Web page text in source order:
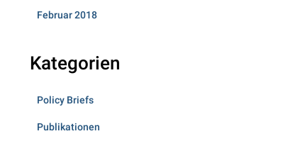
Februar 2018
Kategorien
Policy Briefs
Publikationen